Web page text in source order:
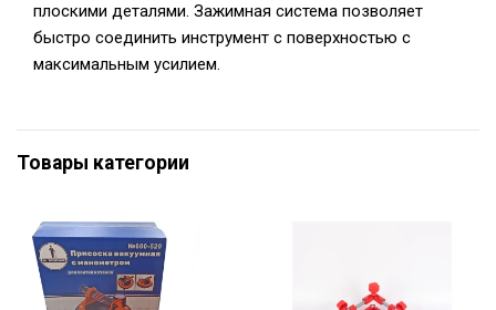
плоскими деталями. Зажимная система позволяет
быстро соединить инструмент с поверхностью с
максимальным усилием.
Товары категории